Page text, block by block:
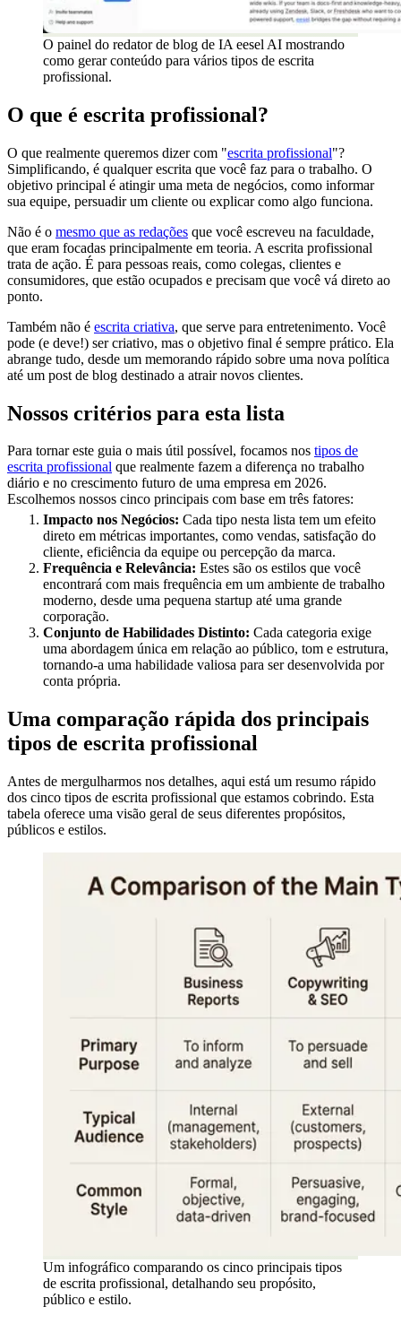
O painel do redator de blog de IA eesel AI mostrando
como gerar conteúdo para vários tipos de escrita
profissional.
O que é escrita profissional?
O que realmente queremos dizer com "escrita profissional"?
Simplificando, é qualquer escrita que você faz para o trabalho. O
objetivo principal é atingir uma meta de negócios, como informar
sua equipe, persuadir um cliente ou explicar como algo funciona.
Não é o mesmo que as redações que você escreveu na faculdade,
que eram focadas principalmente em teoria. A escrita profissional
trata de ação. É para pessoas reais, como colegas, clientes e
consumidores, que estão ocupados e precisam que você vá direto ao
ponto.
Também não é escrita criativa, que serve para entretenimento. Você
pode (e deve!) ser criativo, mas o objetivo final é sempre prático. Ela
abrange tudo, desde um memorando rápido sobre uma nova política
até um post de blog destinado a atrair novos clientes.
Nossos critérios para esta lista
Para tornar este guia o mais útil possível, focamos nos tipos de
escrita profissional que realmente fazem a diferença no trabalho
diário e no crescimento futuro de uma empresa em 2026.
Escolhemos nossos cinco principais com base em três fatores:
Impacto nos Negócios: Cada tipo nesta lista tem um efeito
direto em métricas importantes, como vendas, satisfação do
cliente, eficiência da equipe ou percepção da marca.
Frequência e Relevância: Estes são os estilos que você
encontrará com mais frequência em um ambiente de trabalho
moderno, desde uma pequena startup até uma grande
corporação.
Conjunto de Habilidades Distinto: Cada categoria exige
uma abordagem única em relação ao público, tom e estrutura,
tornando-a uma habilidade valiosa para ser desenvolvida por
conta própria.
Uma comparação rápida dos principais
tipos de escrita profissional
Antes de mergulharmos nos detalhes, aqui está um resumo rápido
dos cinco tipos de escrita profissional que estamos cobrindo. Esta
tabela oferece uma visão geral de seus diferentes propósitos,
públicos e estilos.
Um infográfico comparando os cinco principais tipos
de escrita profissional, detalhando seu propósito,
público e estilo.